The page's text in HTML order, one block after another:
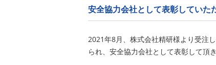
安全協力会社として表彰していた
2021年8月、株式会社精研様より受注
られ、安全協力会社として表彰して頂き